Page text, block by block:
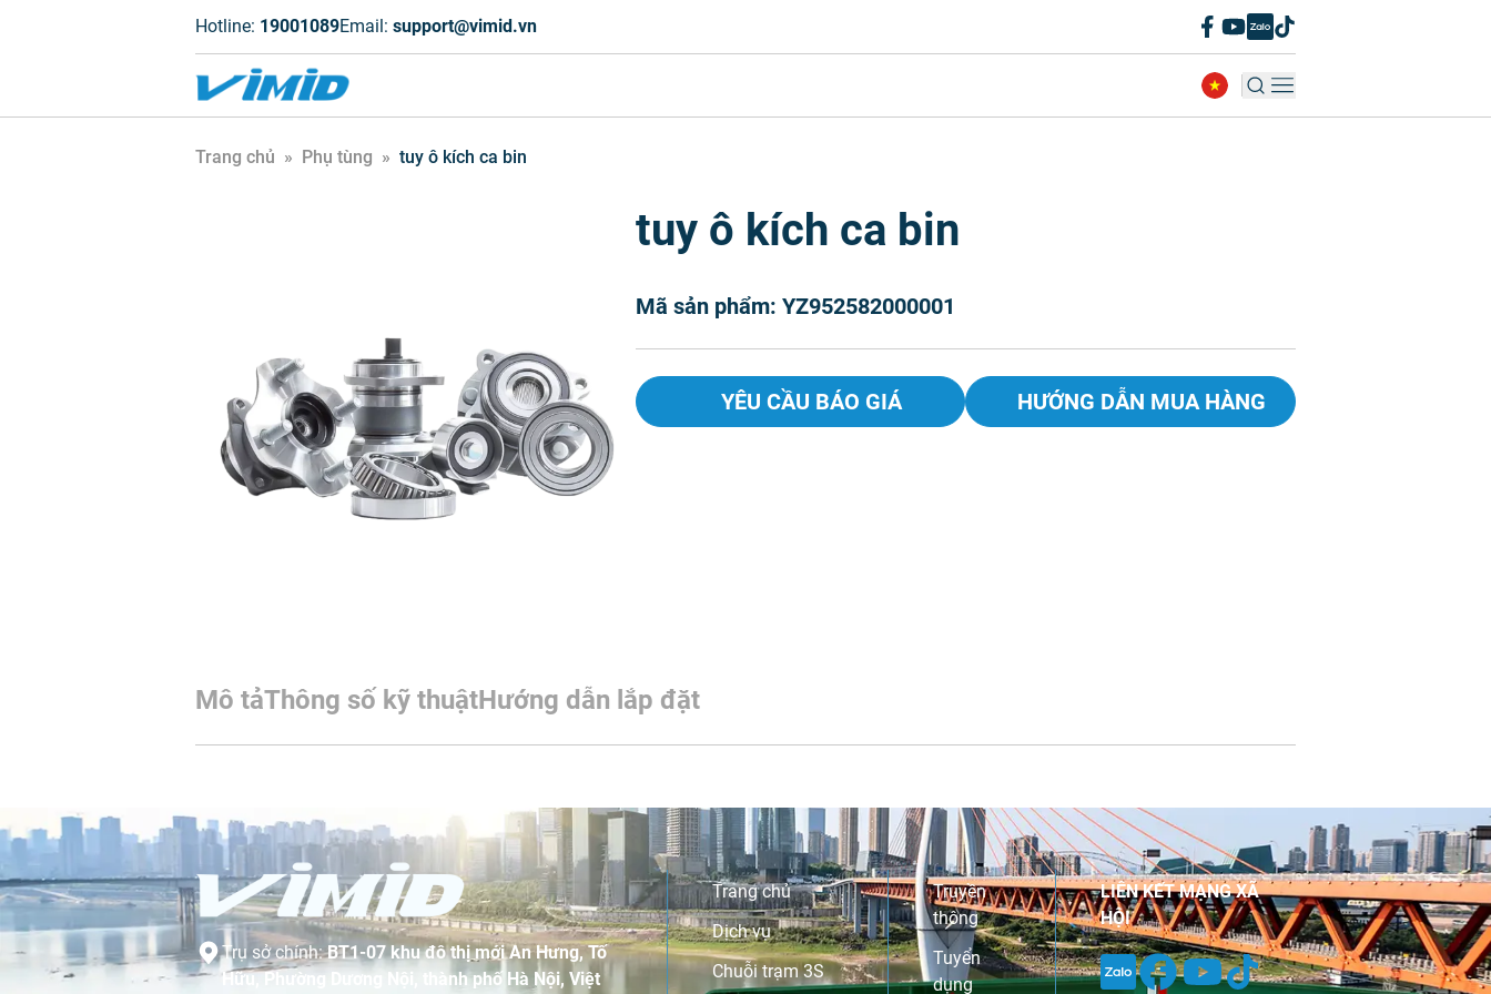
Hotline: 19001089Email: support@vimid.vn
Trang chủ » Phụ tùng » tuy ô kích ca bin
tuy ô kích ca bin
Mã sản phẩm: YZ952582000001
YÊU CẦU BÁO GIÁ HƯỚNG DẪN MUA HÀNG
Mô tảThông số kỹ thuậtHướng dẫn lắp đặt
Trụ sở chính:BT1-07 khu đô thị mới An Hưng, Tố
Hữu, Phường Dương Nội, thành phố Hà Nội, Việt
Trang chủ
Dịch vụ
Chuỗi trạm 3S
Truyền
thông
Tuyển
dụng
LIÊN KẾT MẠNG XÃ
HỘI